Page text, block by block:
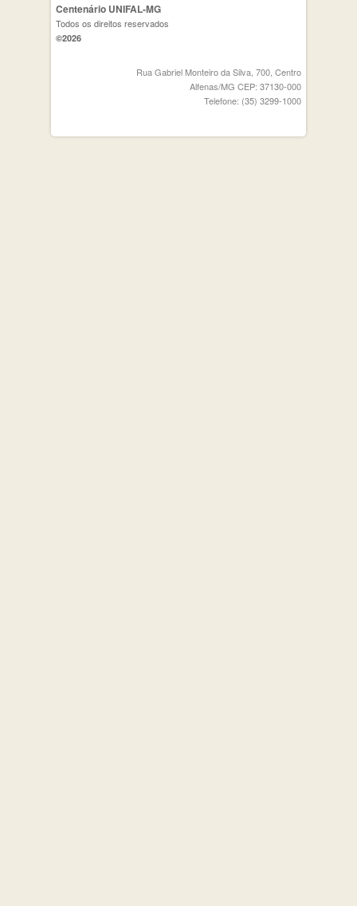
Centenário UNIFAL-MG
Todos os direitos reservados
©2026
Rua Gabriel Monteiro da Silva, 700, Centro
Alfenas/MG CEP: 37130-000
Telefone: (35) 3299-1000